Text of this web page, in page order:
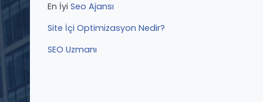
En İyi Seo Ajansı
Site İçi Optimizasyon Nedir?
SEO Uzmanı